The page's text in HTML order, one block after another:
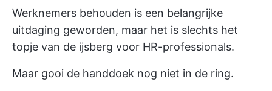
Werknemers behouden is een belangrijke
uitdaging geworden, maar het is slechts het
topje van de ijsberg voor HR-professionals.
Maar gooi de handdoek nog niet in de ring.